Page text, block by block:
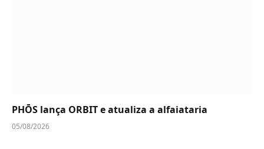
PHŌS lança ORBIT e atualiza a alfaiataria
05/08/2026